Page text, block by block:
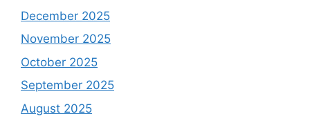
December 2025
November 2025
October 2025
September 2025
August 2025